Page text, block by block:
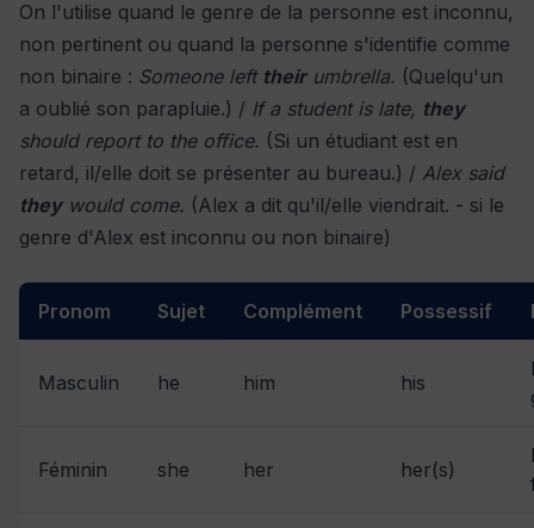
On l'utilise quand le genre de la personne est inconnu,
non pertinent ou quand la personne s'identifie comme
non binaire : Someone left theirumbrella. (Quelqu'un
a oublié son parapluie.) / If a student is late, they
should report to the office. (Si un étudiant est en
retard, il/elle doit se présenter au bureau.) / Alex said
theywould come. (Alex a dit qu'il/elle viendrait. - si le
genre d'Alex est inconnu ou non binaire)
Pronom Sujet Complément Possessif
Masculin he him his
Féminin she her her(s)